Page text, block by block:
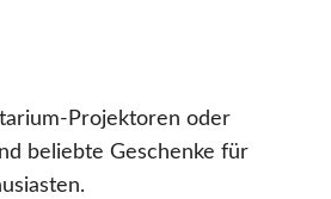
Projektoren oder
beliebte Geschenke für